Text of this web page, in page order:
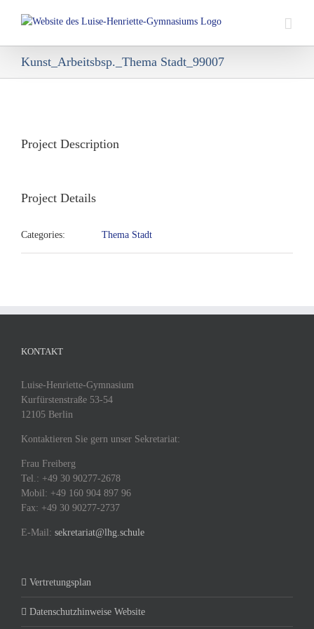
Kunst_Arbeitsbsp._Thema Stadt_99007
Project Description
Project Details
Categories: Thema Stadt
KONTAKT
Luise-Henriette-Gymnasium
Kurfürstenstraße 53-54
12105 Berlin
Kontaktieren Sie gern unser Sekretariat:
Frau Freiberg
Tel.: +49 30 90277-2678
Mobil: +49 160 904 897 96
Fax: +49 30 90277-2737
E-Mail: sekretariat@lhg.schule
Vertretungsplan
Datenschutzhinweise Website